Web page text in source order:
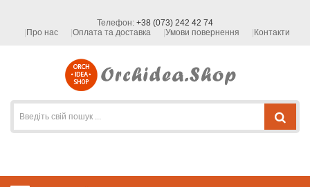
Телефон: +38 (073) 242 42 74
Про нас
Оплата та доставка Умови повернення Контакти